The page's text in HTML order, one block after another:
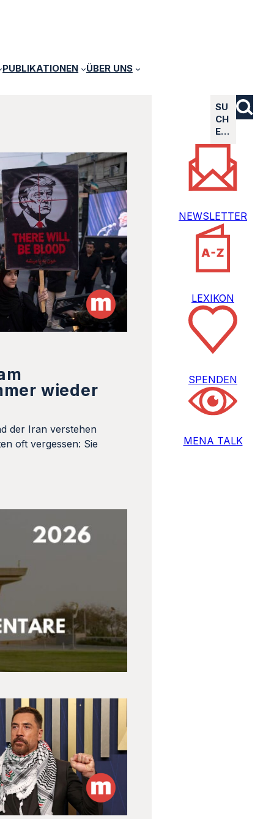
PUBLIKATIONEN ÜBER UNS
wieder
der Iran verstehen
oft vergessen: Sie
SU
CH
E…
NEWSLETTER
LEXIKON
SPENDEN
MENA TALK